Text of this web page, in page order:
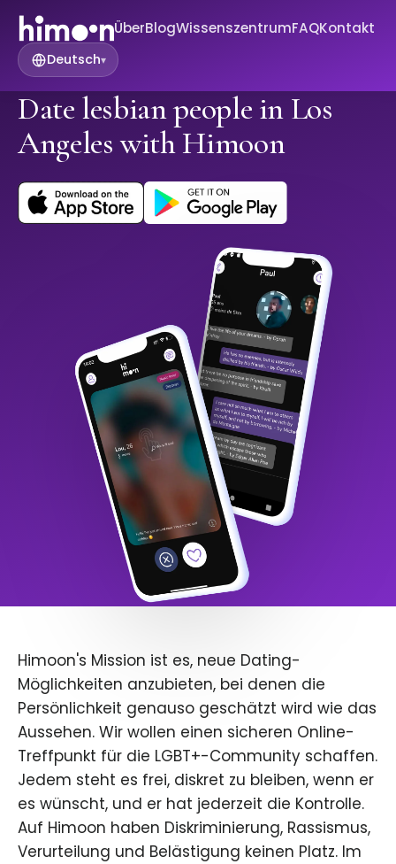
ÜberBlogWissenszentrumFAQKontakt
Deutsch▾
Date lesbian people in Los
Angeles with Himoon
Himoon's Mission ist es, neue Dating-
Möglichkeiten anzubieten, bei denen die
Persönlichkeit genauso geschätzt wird wie das
Aussehen. Wir wollen einen sicheren Online-
Treffpunkt für die LGBT+-Community schaffen.
Jedem steht es frei, diskret zu bleiben, wenn er
es wünscht, und er hat jederzeit die Kontrolle.
Auf Himoon haben Diskriminierung, Rassismus,
Verurteilung und Belästigung keinen Platz. Im